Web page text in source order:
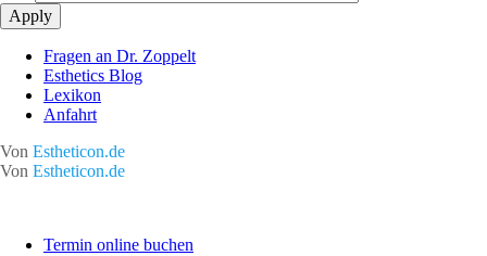
Fragen an Dr. Zoppelt
Esthetics Blog
Lexikon
Anfahrt
Von Estheticon.de
Von Estheticon.de
Termin online buchen